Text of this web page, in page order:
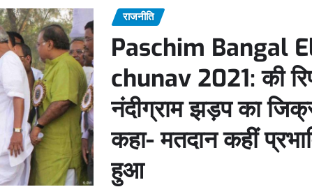
राजनीति
Paschim Bangal
chunav 2021: की
नंदीग्राम झड़प का
कहा- मतदान कहीं
हुआ